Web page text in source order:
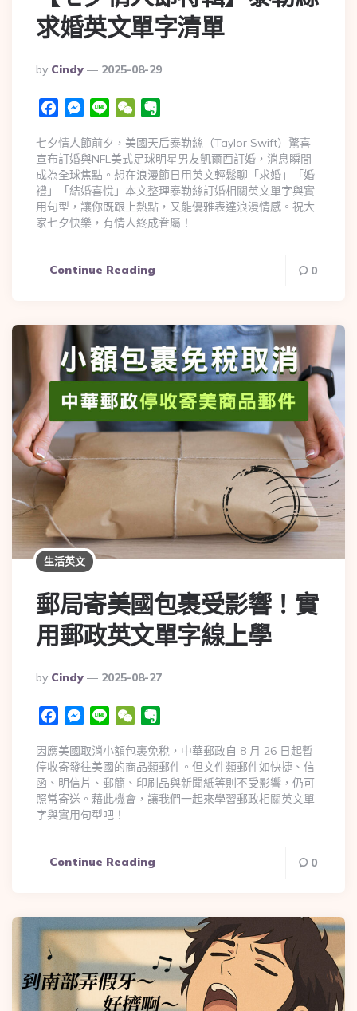
求婚英文單字清單
By Cindy 2025-08-29
FacebookMessenger
Line WeChat
七夕情人節前夕，美國天后泰勒絲（Taylor Swift）驚喜
宣布訂婚與NFL美式足球明星男友凱爾西訂婚，消息瞬間
成為全球焦點。想在浪漫節日用英文輕鬆聊「求婚」「婚
禮」「結婚喜悅」本文整理泰勒絲訂婚相關英文單字與實
用句型，讓你既跟上熱點，又能優雅表達浪漫情感。祝大
家七夕快樂，有情人終成眷屬！
Continue Reading 0
生活英文
郵局寄美國包裹受影響！實
用郵政英文單字線上學
By Cindy 2025-08-27
FacebookMessenger
Line WeChat
因應美國取消小額包裹免稅，中華郵政自 8 月 26 日起暫
停收寄發往美國的商品類郵件。但文件類郵件如快捷、信
函、明信片、郵簡、印刷品與新聞紙等則不受影響，仍可
照常寄送。藉此機會，讓我們一起來學習郵政相關英文單
字與實用句型吧！
Continue Reading 0